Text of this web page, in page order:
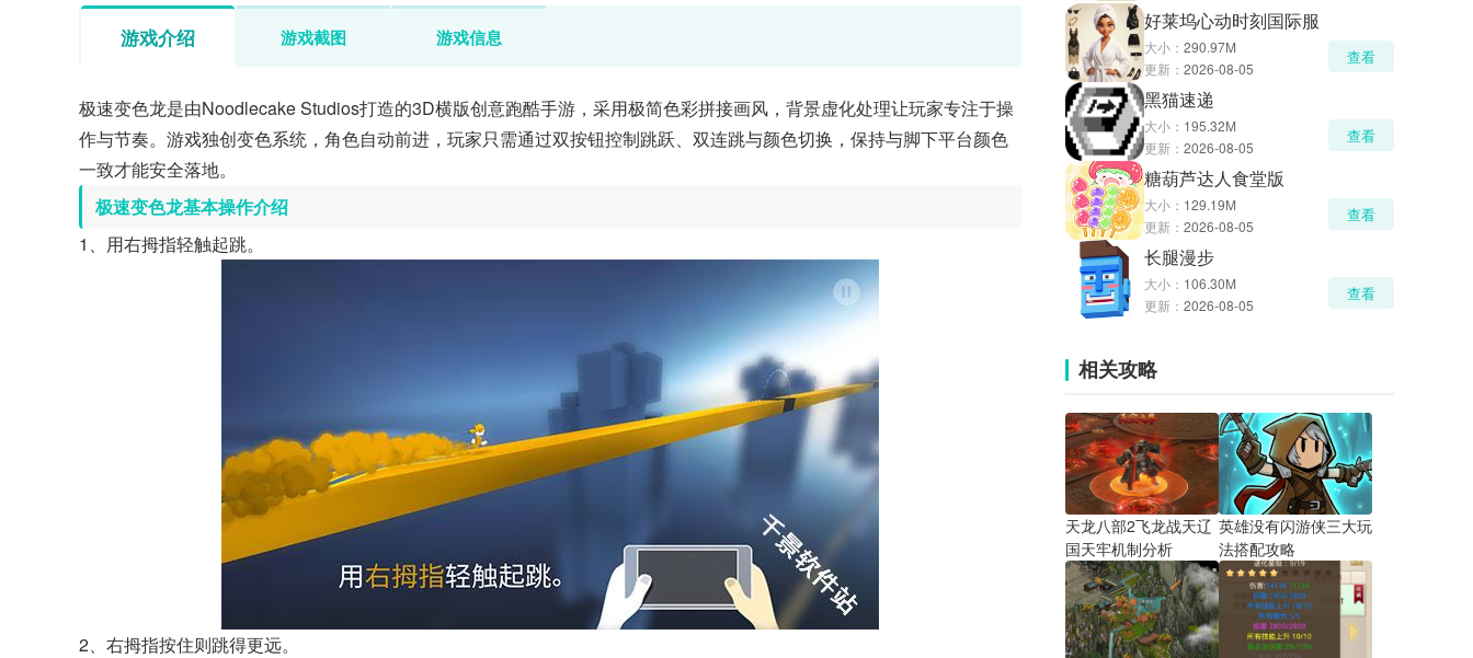
游戏介绍 游戏截图 游戏信息
极速变色龙是由Noodlecake Studios打造的3D横版创意跑酷手游，采用极简色彩拼接画风，背景虚化处理让玩家专注于操
作与节奏。游戏独创变色系统，角色自动前进，玩家只需通过双按钮控制跳跃、双连跳与颜色切换，保持与脚下平台颜色
一致才能安全落地。
极速变色龙基本操作介绍
1、用右拇指轻触起跳。
2、右拇指按住则跳得更远。
好莱坞心动时刻国际服
大小： 290.97M
更新： 2026-08-05
查看
黑猫速递
大小： 195.32M
更新： 2026-08-05
查看
糖葫芦达人食堂版
大小： 129.19M
更新： 2026-08-05
查看
长腿漫步
大小： 106.30M
更新： 2026-08-05
查看
相关攻略
天龙八部2飞龙战天辽
国天牢机制分析
英雄没有闪游侠三大玩
法搭配攻略